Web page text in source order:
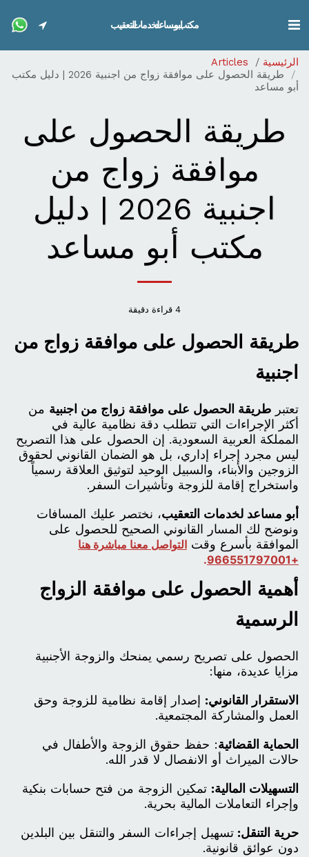
مكتب ابو مساعد لخدمات التعقيب
الرئيسية
Articles
طريقة الحصول على موافقة زواج من اجنبية 2026 | دليل مكتب
أبو مساعد
طريقة الحصول على
موافقة زواج من
اجنبية 2026 | دليل
مكتب أبو مساعد
4 قراءة دقيقة
طريقة الحصول على موافقة زواج من
اجنبية
تعتبر طريقة الحصول على موافقة زواج من اجنبية من
أكثر الإجراءات التي تتطلب دقة نظامية عالية في
المملكة العربية السعودية. إن الحصول على هذا التصريح
ليس مجرد إجراء إداري، بل هو الضمان القانوني لحقوق
الزوجين والأبناء، والسبيل الوحيد لتوثيق العلاقة رسمياً
واستخراج إقامة للزوجة وتأشيرات السفر.
أبو مساعد لخدمات التعقيب، نختصر عليك المسافات
ونوضح لك المسار القانوني الصحيح للحصول على
الموافقة بأسرع وقت التواصل معنا مباشرة هنا
+966551797001
.
أهمية الحصول على موافقة الزواج
الرسمية
الحصول على تصريح رسمي يمنحك والزوجة الأجنبية
مزايا عديدة، منها:
الاستقرار القانوني: إصدار إقامة نظامية للزوجة وحق
العمل والمشاركة المجتمعية.
الحماية القضائية: حفظ حقوق الزوجة والأطفال في
حالات الميراث أو الانفصال لا قدر الله.
التسهيلات المالية: تمكين الزوجة من فتح حسابات بنكية
وإجراء التعاملات المالية بحرية.
حرية التنقل: تسهيل إجراءات السفر والتنقل بين البلدين
دون عوائق قانونية.